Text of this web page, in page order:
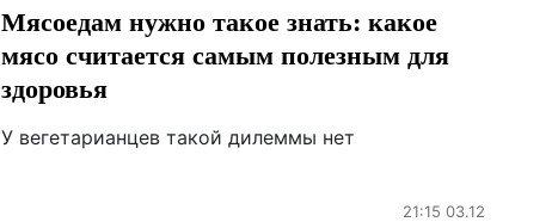
Мясоедам нужно такое знать: какое
мясо считается самым полезным для
здоровья
У вегетарианцев такой дилеммы нет
21:15 03.12